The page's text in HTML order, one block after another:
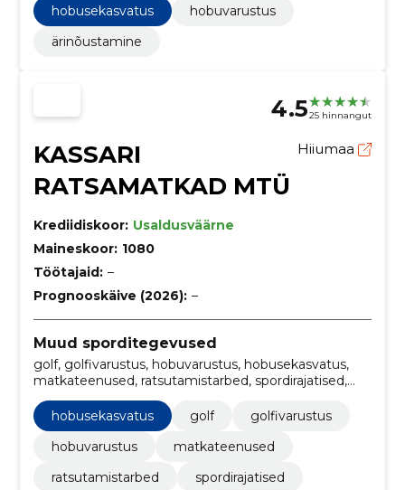
hobusekasvatus
hobuvarustus
ärinõustamine
4.525 hinnangut
KASSARI
RATSAMATKAD MTÜ
Hiiumaa
Krediidiskoor: Usaldusväärne
Maineskoor: 1080
Töötajaid: –
Prognooskäive (2026): –
Muud sporditegevused
golf, golfivarustus, hobuvarustus, hobusekasvatus,
matkateenused, ratsutamistarbed, spordirajatised,
Haagised ja poolhaagised
hobusekasvatus
golf
golfivarustus
hobuvarustus
matkateenused
ratsutamistarbed
spordirajatised